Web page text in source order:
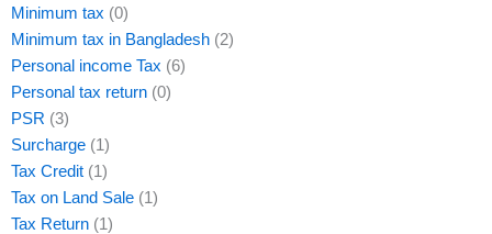
Minimum tax (0)
Minimum tax in Bangladesh (2)
Personal income Tax (6)
Personal tax return (0)
PSR (3)
Surcharge (1)
Tax Credit (1)
Tax on Land Sale (1)
Tax Return (1)